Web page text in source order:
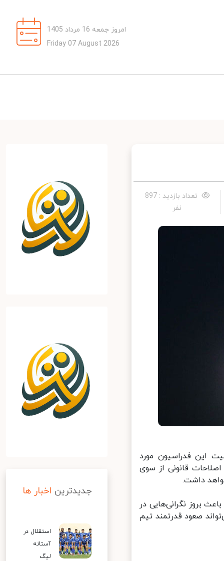
امروز جمعه 16 مرداد 1405
Friday 07 August 2026
تعداد بازدید : 897
نفر
۱۴۰۰ در ارتباط با ماهیت این فدراسیون مورد
قانونی از سوی
داشت.
بروز نگرانی‌هایی در
صعود قدرتمند تیم
جدیدترین اخبار ها
استقلال در
آستانه
لیگ